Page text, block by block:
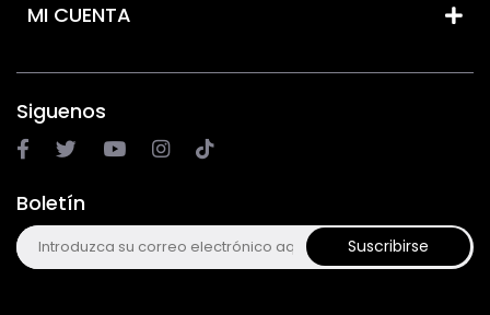
MI CUENTA
Siguenos
Boletín
Suscribirse